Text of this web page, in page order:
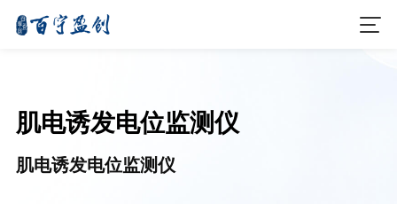
肌电诱发电位监测仪
肌电诱发电位监测仪